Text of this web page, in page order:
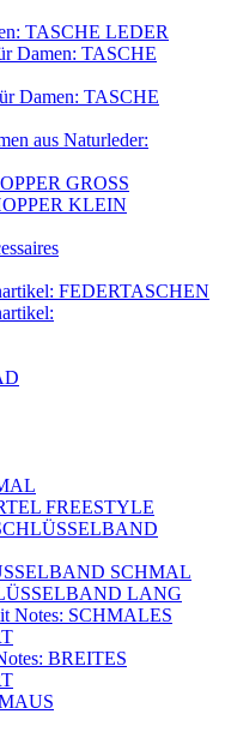
TASCHE LEDER
Damen: TASCHE
Damen: TASCHE
aus Naturleder:
GROSS
KLEIN
FEDERTASCHEN
FREESTYLE
SCHMAL
LANG
Notes: SCHMALES
BREITES